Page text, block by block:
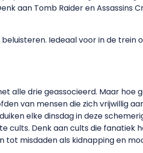
aan Tomb Raider en Assassins
Iedeaal voor in de trein
alle drie geassocieerd. Maar
van mensen die zich vrijwillig
elke dinsdag in deze
cults. Denk aan cults die fanatiek
tot misdaden als kidnapping en